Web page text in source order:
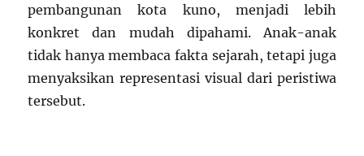
pembangunan kota kuno, menjadi lebih
konkret dan mudah dipahami. Anak-anak
tidak hanya membaca fakta sejarah, tetapi juga
menyaksikan representasi visual dari peristiwa
tersebut.